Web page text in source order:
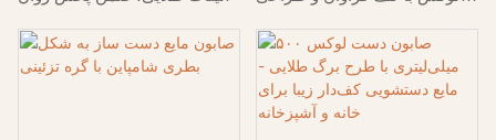
صابون، به کابینت‌های حمام و
آشپزخانه جلوه‌ای لوکس
گیاهی طلایی، ضمن بهبود
دکوراسیون منزل، به آرامی